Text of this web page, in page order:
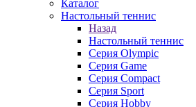
Каталог
Настольный теннис
Назад
Настольный теннис
Серия Olympic
Серия Game
Серия Compact
Серия Sport
Серия Hobby